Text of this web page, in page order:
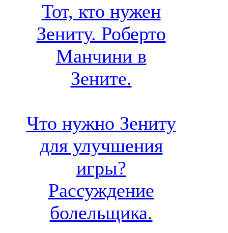
Тот, кто нужен
Зениту. Роберто
Манчини в
Зените.
Что нужно Зениту
для улучшения
игры?
Рассуждение
болельщика.